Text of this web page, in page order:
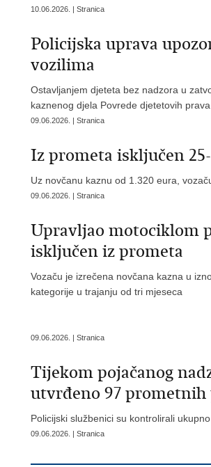
10.06.2026. | Stranica
Policijska uprava
vozilima
Ostavljanjem djeteta bez nadzora u
kaznenog djela Povrede djetetovih prava
09.06.2026. | Stranica
Iz prometa isključen
Uz novčanu kaznu od 1.320 eura,
09.06.2026. | Stranica
Upravljao motociklom
isključen iz prometa
Vozaču je izrečena novčana kazna u
kategorije u trajanju od tri mjeseca
09.06.2026. | Stranica
Tijekom pojačanog
utvrđeno 97 prometnih
Policijski službenici su kontrolirali
09.06.2026. | Stranica